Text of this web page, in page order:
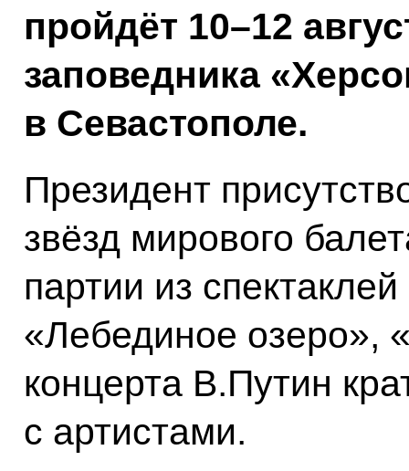
пройдёт 10–12
заповедника
в Севастополе.
Президент
звёзд мирового
партии из
«Лебединое озеро»,
концерта В.Путин
с артистами.